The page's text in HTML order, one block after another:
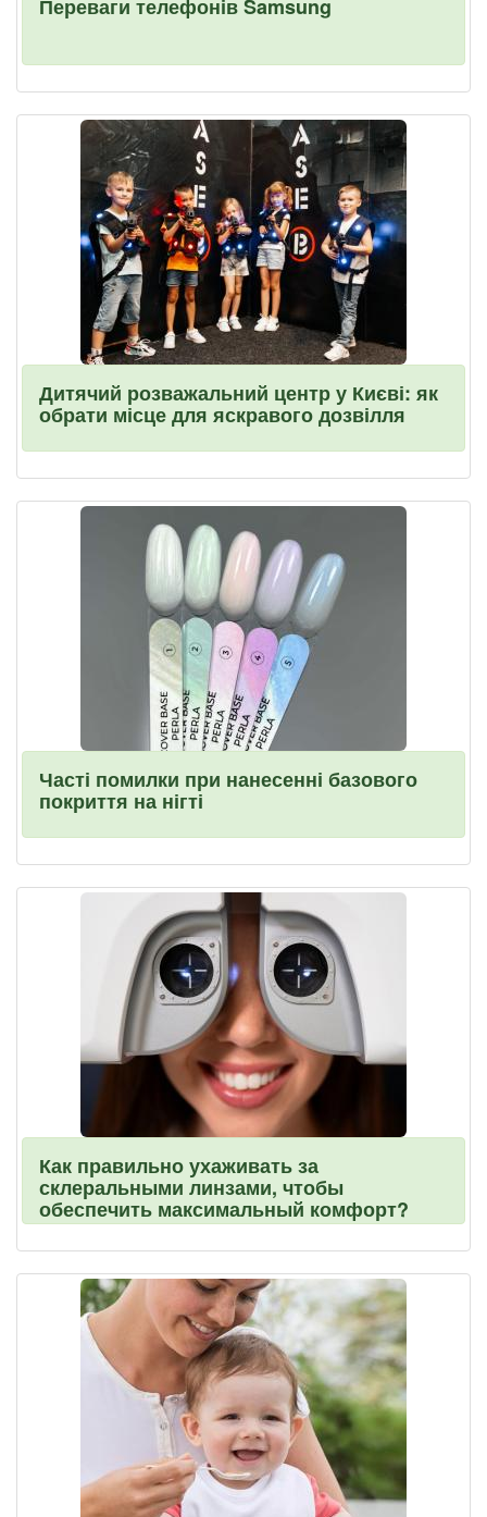
Переваги телефонів Samsung
Дитячий розважальний центр у Києві: як
обрати місце для яскравого дозвілля
Часті помилки при нанесенні базового
покриття на нігті
Как правильно ухаживать за
склеральными линзами, чтобы
обеспечить максимальный комфорт?